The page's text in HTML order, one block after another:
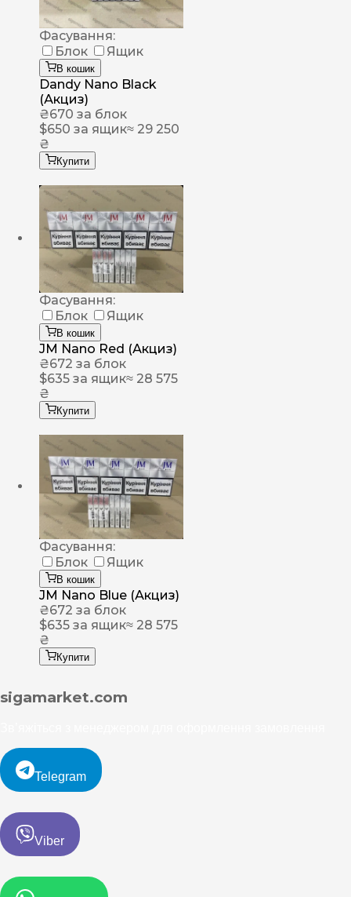
Фасування:
Блок
Ящик
В кошик
Dandy Nano Black
(Акциз)
₴670 за блок
$650 за ящик≈ 29 250
₴
Купити
Фасування:
Блок
Ящик
В кошик
JM Nano Red (Акциз)
₴672 за блок
$635 за ящик≈ 28 575
₴
Купити
Фасування:
Блок
Ящик
В кошик
JM Nano Blue (Акциз)
₴672 за блок
$635 за ящик≈ 28 575
₴
Купити
sigamarket.com
Telegram
Viber